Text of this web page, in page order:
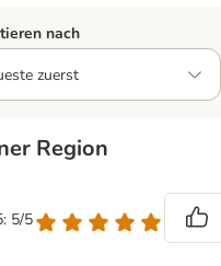
nach
Region
5/5